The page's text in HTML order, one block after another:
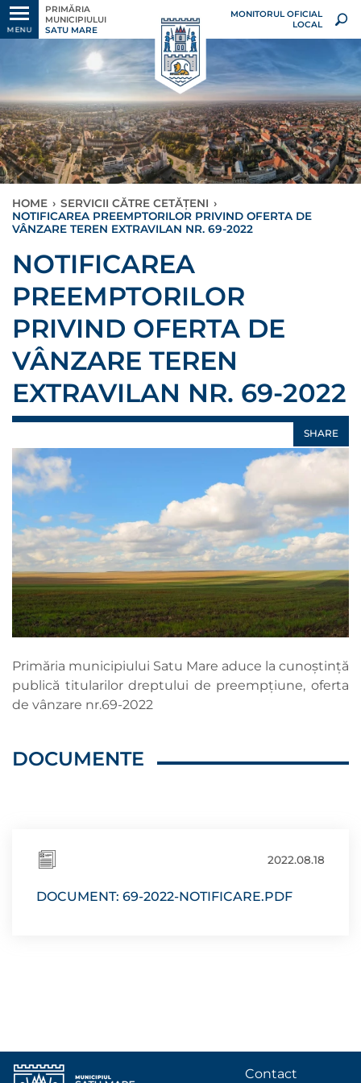
MENU
PRIMĂRIA
MUNICIPIULUI
SATU MARE
MONITORUL OFICIAL
LOCAL
HOME › SERVICII CĂTRE CETĂȚENI ›
NOTIFICAREA PREEMPTORILOR PRIVIND OFERTA DE
VÂNZARE TEREN EXTRAVILAN NR. 69-2022
NOTIFICAREA
PREEMPTORILOR
PRIVIND OFERTA DE
VÂNZARE TEREN
EXTRAVILAN NR. 69-2022
SHARE
Primăria municipiului Satu Mare aduce la cunoștință
publică titularilor dreptului de preempțiune, oferta
de vânzare nr.69-2022
DOCUMENTE
2022.08.18
DOCUMENT: 69-2022-NOTIFICARE.PDF
Contact